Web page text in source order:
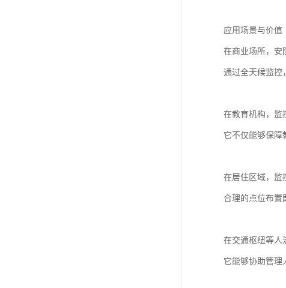
应用场景与价值
在商业场所，安
通过全天候监控
在教育机构，监
它不仅能够保障
在居住区域，监
合理的点位布置
在交通枢纽等人
它能够协助管理